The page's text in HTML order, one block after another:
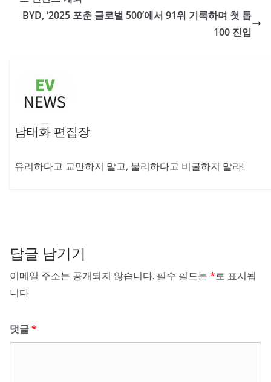
BYD, ‘2025 포춘 글로벌 500’에서 91위 기록하며 첫 톱
100 진입
남태화 편집장
유리하다고 교만하지 말고, 불리하다고 비굴하지 말라!
답글 남기기
이메일 주소는 공개되지 않습니다. 필수 필드는 *로 표시됩
니다
댓글*